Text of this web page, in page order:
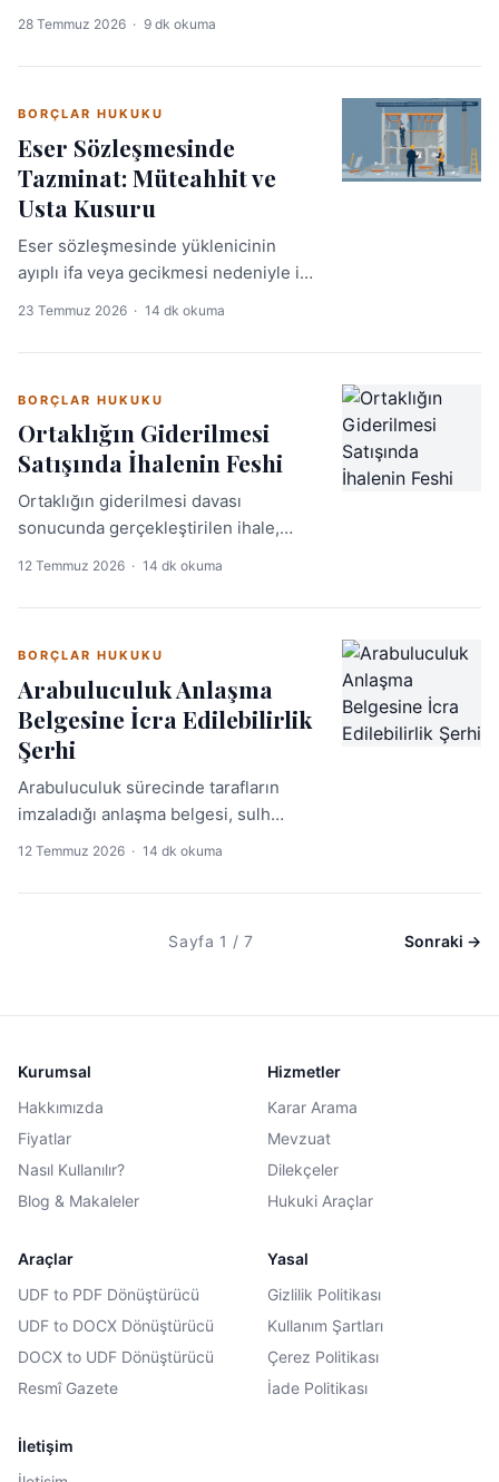
erken tahliye davalarının püf
28 Temmuz 2026 · 9 dk okuma
BORÇLAR HUKUKU
Eser Sözleşmesinde
Tazminat: Müteahhit ve
Usta Kusuru
Eser sözleşmesinde yüklenicinin
ayıplı ifa veya gecikmesi nedeniyle iş
avukatların dosyalarını yönetirken
pratik bilgileri sunmaktadır.
23 Temmuz 2026 · 14 dk okuma
BORÇLAR HUKUKU
Ortaklığın Giderilmesi
Satışında İhalenin Feshi
Ortaklığın giderilmesi davası
sonucunda gerçekleştirilen ihale,
makale, ihalenin feshi davası açma
güncel içtihadını ele almaktadır.
12 Temmuz 2026 · 14 dk okuma
BORÇLAR HUKUKU
Arabuluculuk Anlaşma
Belgesine İcra Edilebilirlik
Şerhi
Arabuluculuk sürecinde tarafların
imzaladığı anlaşma belgesi, sulh
niteliğinde hâle gelir ve doğrudan
başvurusunun şartlarını, görevli
12 Temmuz 2026 · 14 dk okuma
Sayfa 1 / 7 Sonraki →
Kurumsal
Hakkımızda
Fiyatlar
Nasıl Kullanılır?
Blog & Makaleler
Hizmetler
Karar Arama
Mevzuat
Dilekçeler
Hukuki Araçlar
Araçlar
UDF to PDF Dönüştürücü
UDF to DOCX Dönüştürücü
DOCX to UDF Dönüştürücü
Resmî Gazete
Yasal
Gizlilik Politikası
Kullanım Şartları
Çerez Politikası
İade Politikası
İletişim